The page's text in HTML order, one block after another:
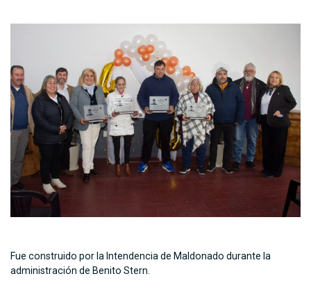
Fue construido por la Intendencia de Maldonado durante la
administración de Benito Stern.